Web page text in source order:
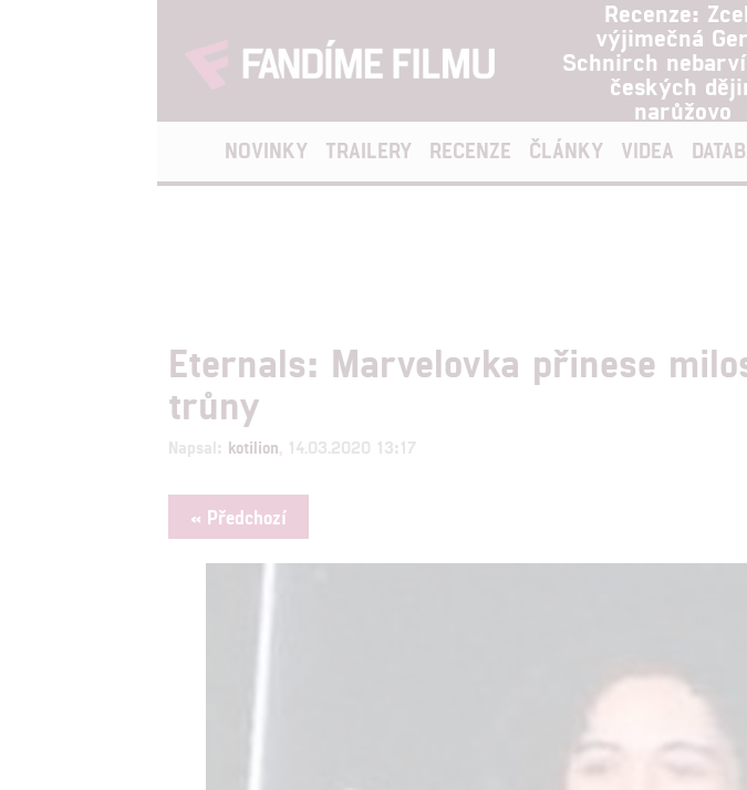
Recenze:
výjimečná
Schnirch
českých
narůžovo
NOVINKY TRAILERY RECENZE ČLÁNKY VIDEA
Eternals: Marvelovka přinese
trůny
Napsal: kotilion , 14.03.2020 13:17
« Předchozí